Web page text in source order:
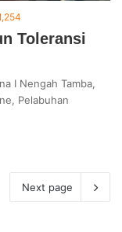
Toleransi
I Nengah Tamba,
Pelabuhan
Next page